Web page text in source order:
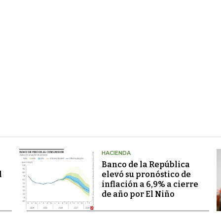
HACIENDA
Banco de la República
elevó su pronóstico de
inflación a 6,9% a cierre
de año por El Niño